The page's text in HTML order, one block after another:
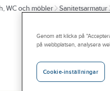
WC och möbler Sanitetsarmatur
Genom att klicka på
på webbplatsen, analysera
Cookie-inställningar